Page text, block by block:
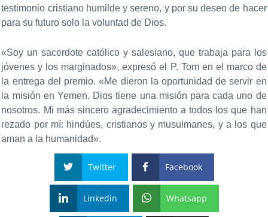
testimonio cristiano humilde y sereno, y por su deseo de hacer
para su futuro solo la voluntad de Dios.
«Soy un sacerdote católico y salesiano, que trabaja para los
jóvenes y los marginados», expresó el P. Tom en el marco de
la entrega del premio. «Me dieron la oportunidad de servir en
la misión en Yemen. Dios tiene una misión para cada uno de
nosotros. Mi más sincero agradecimiento a todos los que han
rezado por mí: hindúes, cristianos y musulmanes, y a los que
aman a la humanidad».
Twitter Facebook
Linkedin Whatsapp